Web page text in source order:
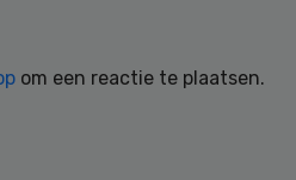
om een reactie te plaatsen.